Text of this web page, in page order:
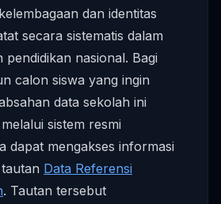
dan identitas
secara sistematis dalam
pendidikan nasional. Bagi
calon siswa yang ingin
data sekolah ini
sistem resmi
dapat mengakses informasi
Data Referensi
. Tautan tersebut